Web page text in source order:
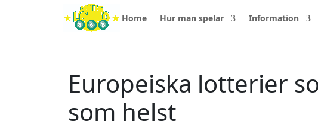
Home Hur man spelar Information
Europeiska lotterier
som helst